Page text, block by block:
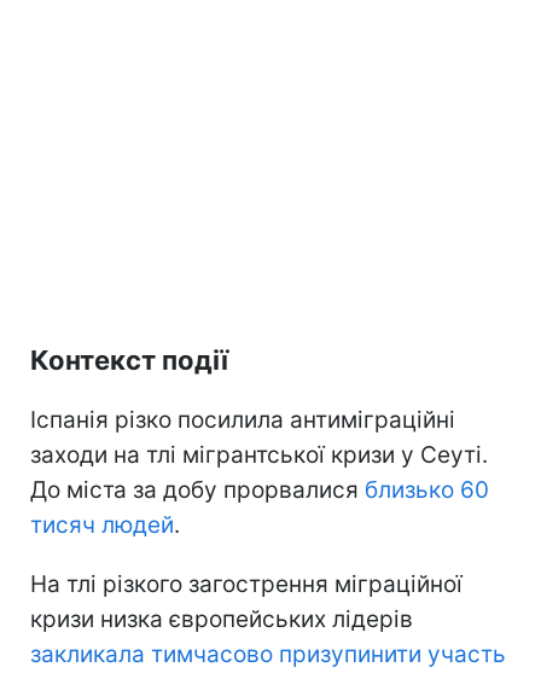
Контекст події
Іспанія різко посилила антиміграційні
заходи на тлі мігрантської кризи у Сеуті.
До міста за добу прорвалися близько 60
тисяч людей.
На тлі різкого загострення міграційної
кризи низка європейських лідерів
закликала тимчасово призупинити участь